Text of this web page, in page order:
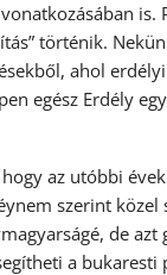
történik.
ahol
egész Erdély
az utóbbi
szerint
de
a